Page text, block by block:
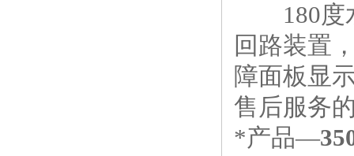
180度水
回路装置
障面板显
售后服务
*产品—